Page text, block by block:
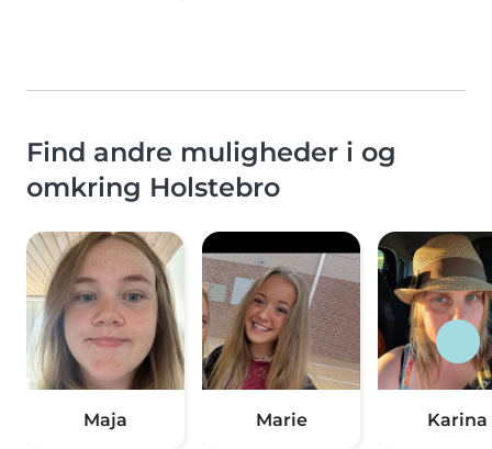
Find andre muligheder i og
omkring Holstebro
Maja Marie Karina